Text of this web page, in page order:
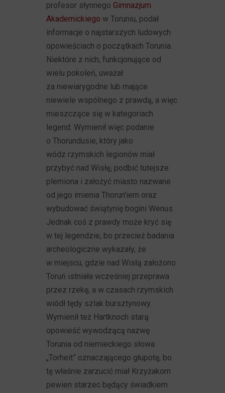
profesor słynnego Gimnazjum
Akademickiego w Toruniu, podał
informacje o najstarszych ludowych
opowieściach o początkach Torunia.
Niektóre z nich, funkcjonujące od
wielu pokoleń, uważał
za niewiarygodne lub mające
niewiele wspólnego z prawdą, a więc
mieszczące się w kategoriach
legend. Wymienił więc podanie
o Thorundusie, który jako
wódz rzymskich legionów miał
przybyć nad Wisłę, podbić tutejsze
plemiona i założyć miasto nazwane
od jego imienia Thorun'iem oraz
wybudować świątynię bogini Wenus.
Jednak coś z prawdy może kryć się
w tej legendzie, bo przecież badania
archeologiczne wykazały, że
w miejscu, gdzie nad Wisłą założono
Toruń istniała wcześniej przeprawa
przez rzekę, a w czasach rzymskich
wiódł tędy szlak bursztynowy.
Wymienił też Hartknoch starą
opowieść wywodzącą nazwę
Torunia od niemieckiego słowa
„Torheit” oznaczającego głupotę, bo
tę właśnie zarzucić miał Krzyżakom
pewien starzec będący świadkiem